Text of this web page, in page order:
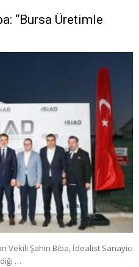
“Bursa Üretimle
Vekili Şahin Biba, İdealist Sanayici
…